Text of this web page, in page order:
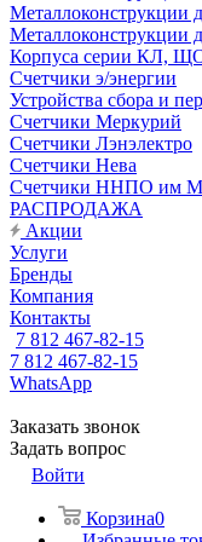
Металлоконструкции
Металлоконструкции
Корпуса серии КЛ,
Счетчики э/энергии
Устройства сбора и
Счетчики Меркурий
Счетчики Лэнэлектро
Счетчики Нева
Счетчики ННПО им
РАСПРОДАЖА
Акции
Услуги
Бренды
Компания
Контакты
7 812 467-82-15
7 812 467-82-15
WhatsApp
Заказать звонок
Задать вопрос
Войти
Корзина0